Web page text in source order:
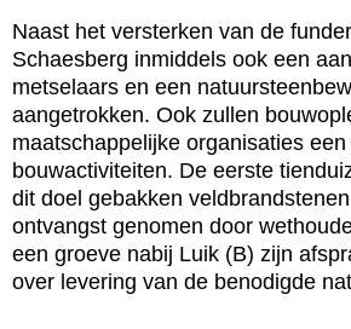
Naast het versterken van de
Schaesberg inmiddels ook een
metselaars en een
aangetrokken. Ook zullen
maatschappelijke organisaties
bouwactiviteiten. De eerste
dit doel gebakken
ontvangst genomen door
een groeve nabij Luik (B) zijn
over levering van de benodigde